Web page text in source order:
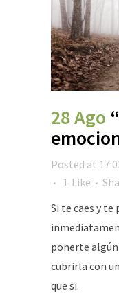
28 Ago
Posted at
1 Like
Si te caes y
ponerte
cubrirla con
que si.